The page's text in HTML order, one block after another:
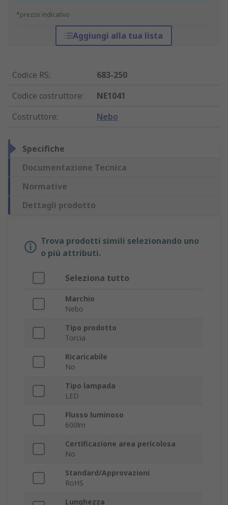
*prezzo indicativo
Aggiungi alla tua lista
Codice RS:
683-250
Codice costruttore:
NE1041
Costruttore: Nebo
Specifiche
Documentazione Tecnica
Normative
Dettagli prodotto
Trova prodotti simili selezionando uno
o più attributi.
Seleziona tutto
Marchio
Nebo
Tipo prodotto
Torcia
Ricaricabile
No
Tipo lampada
LED
Flusso luminoso
600lm
Certificazione area pericolosa
No
Standard/Approvazioni
RoHS
Lunghezza